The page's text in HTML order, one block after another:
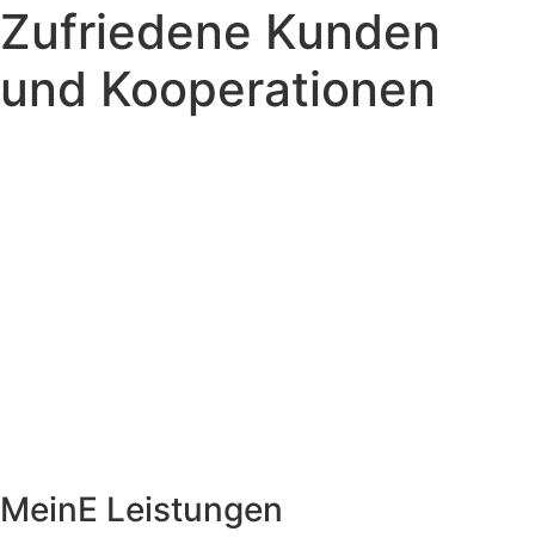
Zufriedene Kunden
und Kooperationen
MeinE Leistungen